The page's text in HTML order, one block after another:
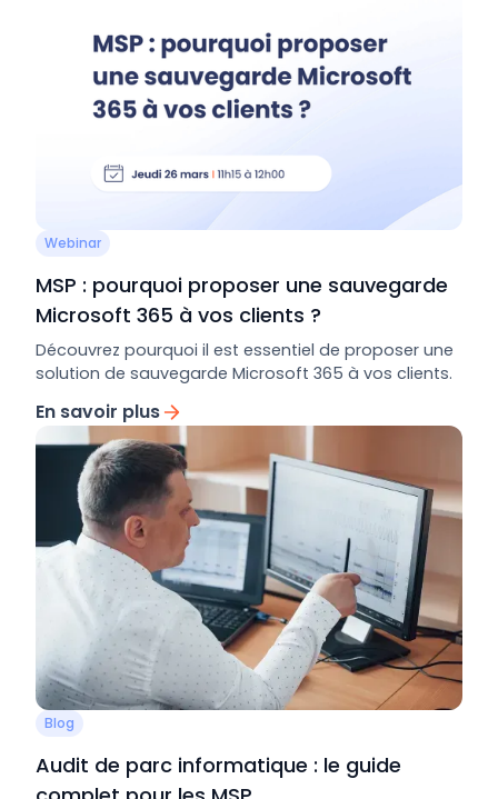
Webinar
MSP : pourquoi proposer une sauvegarde
Microsoft 365 à vos clients ?
Découvrez pourquoi il est essentiel de proposer une
solution de sauvegarde Microsoft 365 à vos clients.
En savoir plus
Blog
Audit de parc informatique : le guide